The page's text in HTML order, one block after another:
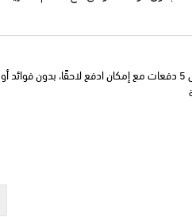
وقسّمها على 5 دفعات مع إمكان ادفع لاحقًا، بدون فوائد أو